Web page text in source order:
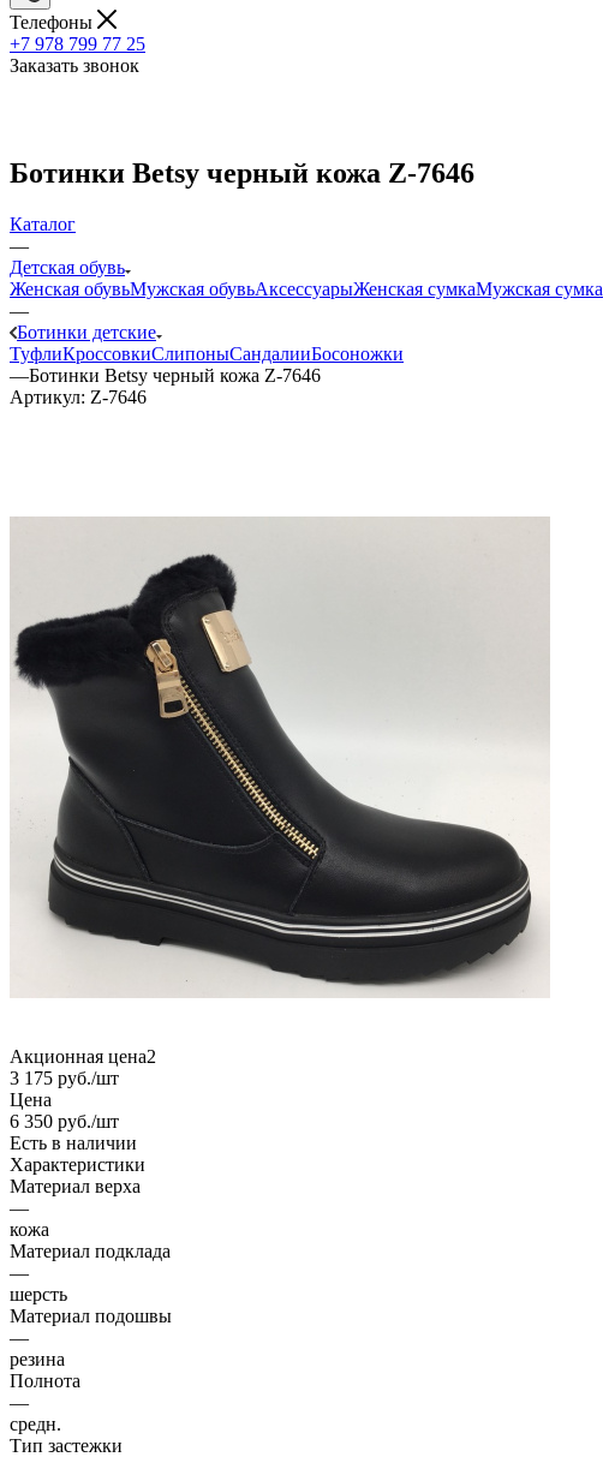
Телефоны
+7 978 799 77 25
Заказать звонок
Ботинки Betsy черный кожа Z-7646
Каталог
—
Детская обувь
Женская обувьМужская обувьАксессуарыЖенская сумкаМужская сумка
—
Ботинки детские
ТуфлиКроссовкиСлипоныСандалииБосоножки
—Ботинки Betsy черный кожа Z-7646
Артикул: Z-7646
Акционная цена2
3 175 руб./шт
Цена
6 350 руб./шт
Есть в наличии
Характеристики
Материал верха
—
кожа
Материал подклада
—
шерсть
Материал подошвы
—
резина
Полнота
—
средн.
Тип застежки